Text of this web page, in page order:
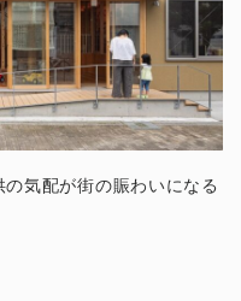
気配が街の賑わいになる